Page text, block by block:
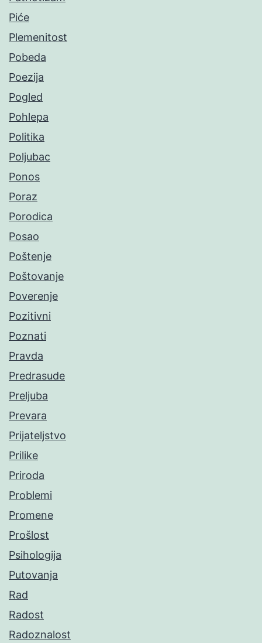
Piće
Plemenitost
Pobeda
Poezija
Pogled
Pohlepa
Politika
Poljubac
Ponos
Poraz
Porodica
Posao
Poštenje
Poštovanje
Poverenje
Pozitivni
Poznati
Pravda
Predrasude
Preljuba
Prevara
Prijateljstvo
Prilike
Priroda
Problemi
Promene
Prošlost
Psihologija
Putovanja
Rad
Radost
Radoznalost